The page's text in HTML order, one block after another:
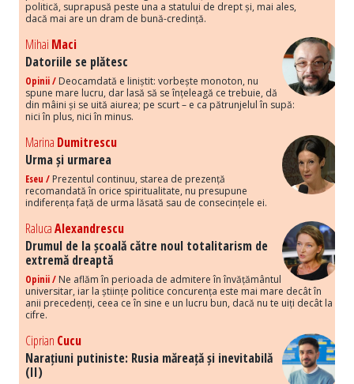
politică, suprapusă peste una a statului de drept și, mai ales,
dacă mai are un dram de bună-credință.
Mihai Maci
Datoriile se plătesc
Opinii / Deocamdată e liniștit: vorbește monoton, nu
spune mare lucru, dar lasă să se înțeleagă ce trebuie, dă
din mâini și se uită aiurea; pe scurt – e ca pătrunjelul în supă:
nici în plus, nici în minus.
Marina Dumitrescu
Urma și urmarea
Eseu / Prezentul continuu, starea de prezență
recomandată în orice spiritualitate, nu presupune
indiferența față de urma lăsată sau de consecințele ei.
RalucaAlexandrescu
Drumul de la școală către noul totalitarism de
extremă dreaptă
Opinii / Ne aflăm în perioada de admitere în învățământul
universitar, iar la științe politice concurența este mai mare decât în
anii precedenți, ceea ce în sine e un lucru bun, dacă nu te uiți decât la
cifre.
Ciprian Cucu
Narațiuni putiniste: Rusia măreață și inevitabilă
(II)